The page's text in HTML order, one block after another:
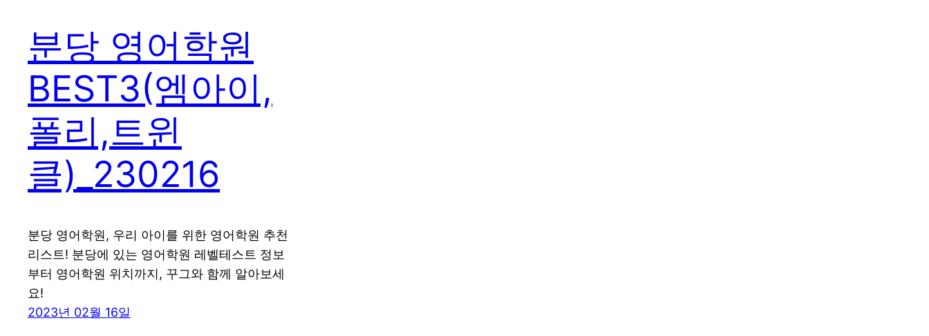
분당 영어학원
BEST3(엠아이,
폴리,트윈
클)_230216
분당 영어학원, 우리 아이를 위한 영어학원 추천
리스트! 분당에 있는 영어학원 레벨테스트 정보
부터 영어학원 위치까지, 꾸그와 함께 알아보세
요!
2023년 02월 16일